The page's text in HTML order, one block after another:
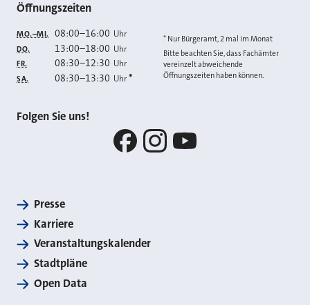
Öffnungszeiten
MO.–MI. 08:00–16:00 Uhr
DO. 13:00–18:00 Uhr
FR. 08:30–12:30 Uhr
SA. 08:30–13:30 Uhr *
* Nur Bürgeramt, 2 mal im Monat
Bitte beachten Sie, dass Fachämter
vereinzelt abweichende
Öffnungszeiten haben können.
Folgen Sie uns!
Presse
Karriere
Veranstaltungskalender
Stadtpläne
Open Data